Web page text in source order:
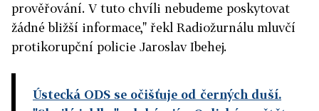
prověřování. V tuto chvíli nebudeme poskytovat
žádné bližší informace," řekl Radiožurnálu mluvčí
protikorupční policie Jaroslav Ibehej.
Ústecká ODS se očišťuje od černých duší.